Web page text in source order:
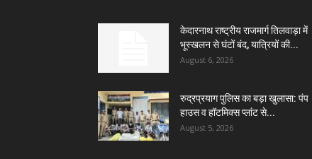
केदारनाथ राष्ट्रीय राजमार्ग तिलवाड़ा में
भूस्खलन से घंटों बंद, यात्रियों की...
August 6, 2026
रुद्रप्रयाग पुलिस का बड़ा खुलासा: पंप
हाउस व हॉटमिक्स प्लांट से...
August 5, 2026